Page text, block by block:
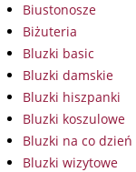
Biustonosze
Biżuteria
Bluzki basic
Bluzki damskie
Bluzki hiszpanki
Bluzki koszulowe
Bluzki na co dzień
Bluzki wizytowe